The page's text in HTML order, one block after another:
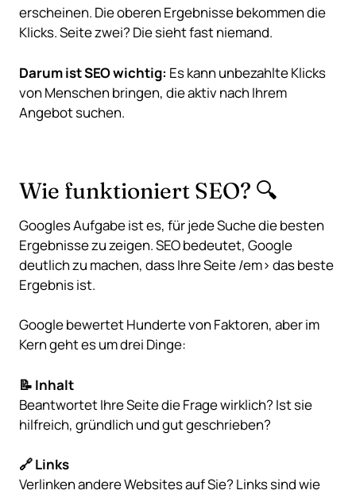
erscheinen. Die oberen Ergebnisse bekommen die
Klicks. Seite zwei? Die sieht fast niemand.
Darum ist SEO wichtig: Es kann unbezahlte Klicks
von Menschen bringen, die aktiv nach Ihrem
Angebot suchen.
Wie funktioniert SEO? 🔍
Googles Aufgabe ist es, für jede Suche die besten
Ergebnisse zu zeigen. SEO bedeutet, Google
deutlich zu machen, dass Ihre Seite/em> das beste
Ergebnis ist.
Google bewertet Hunderte von Faktoren, aber im
Kern geht es um drei Dinge:
📝 Inhalt
Beantwortet Ihre Seite die Frage wirklich? Ist sie
hilfreich, gründlich und gut geschrieben?
🔗 Links
Verlinken andere Websites auf Sie? Links sind wie